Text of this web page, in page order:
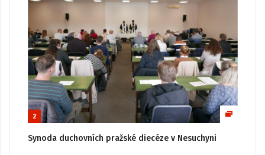
2
Synoda duchovních pražské diecéze v Nesuchyni